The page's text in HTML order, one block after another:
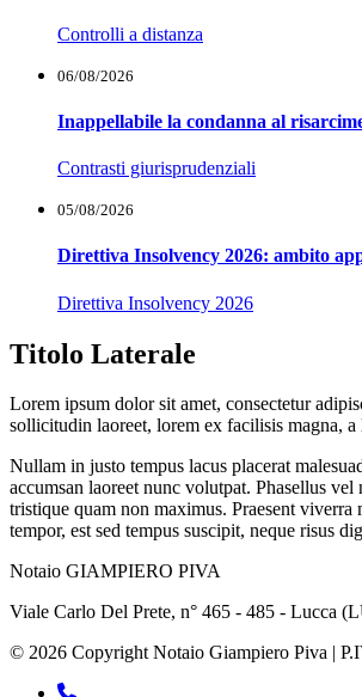
Controlli a distanza
06/08/2026
Inappellabile la condanna al
Contrasti giurisprudenziali
05/08/2026
Direttiva Insolvency 2026: ambito
Direttiva Insolvency 2026
Titolo Laterale
Lorem ipsum dolor sit amet, consectetur
sollicitudin laoreet, lorem ex facilisis magna,
Nullam in justo tempus lacus placerat
accumsan laoreet nunc volutpat. Phasellus
tristique quam non maximus. Praesent
tempor, est sed tempus suscipit, neque risus
Notaio GIAMPIERO PIVA
Viale Carlo Del Prete, n° 465 - 485 - Lucca
© 2026 Copyright Notaio Giampiero Piva |